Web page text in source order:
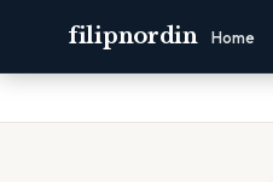
filipnordin Home